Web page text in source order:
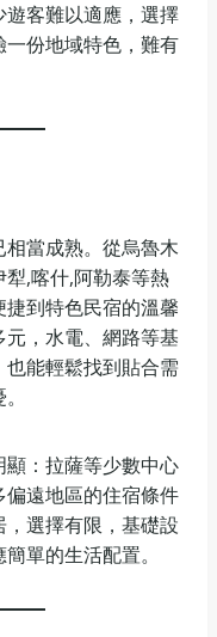
客難以適應，選擇
份地域特色，難有
當成熟。從烏魯木
,喀什,阿勒泰等熱
到特色民宿的溫馨
，水電、網路等基
能輕鬆找到貼合需
：拉薩等少數中心
遠地區的住宿條件
選擇有限，基礎設
單的生活配置。